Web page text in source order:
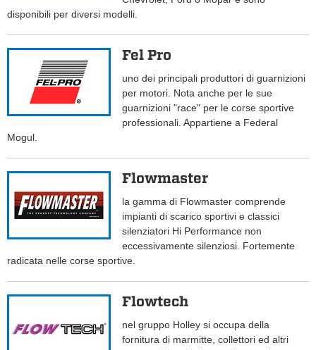
disponibili per diversi modelli.
Fel Pro
uno dei principali produttori di guarnizioni
per motori. Nota anche per le sue
guarnizioni "race" per le corse sportive
professionali. Appartiene a Federal
Mogul.
Flowmaster
la gamma di Flowmaster comprende
impianti di scarico sportivi e classici
silenziatori Hi Performance non
eccessivamente silenziosi. Fortemente
radicata nelle corse sportive.
Flowtech
nel gruppo Holley si occupa della
fornitura di marmitte, collettori ed altri